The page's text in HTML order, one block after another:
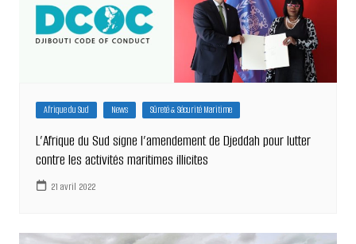
Afrique du Sud News Sûreté & Sécurité Maritime
L’Afrique du Sud signe l’amendement de Djeddah pour lutter
contre les activités maritimes illicites
21 avril 2022